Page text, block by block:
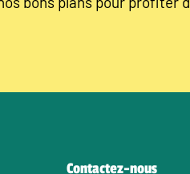
Contactez-nous